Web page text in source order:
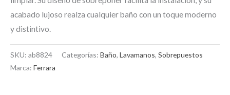
acabado lujoso realza cualquier baño con un toque moderno
y distintivo.
SKU: ab8824 Categorías: Baño, Lavamanos, Sobrepuestos
Marca: Ferrara